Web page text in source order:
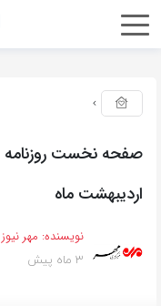
اردیبهشت ماه
نویسنده: مهر نیوز
3 ماه پیش